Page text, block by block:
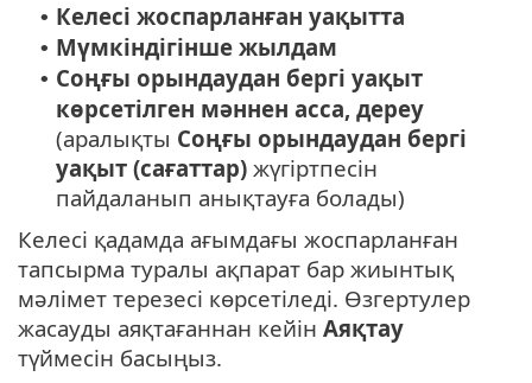
• Келесі жоспарланған уақытта
• Мүмкіндігінше жылдам
• Соңғы орындаудан бергі уақыт
көрсетілген мәннен асса, дереу
(аралықты Соңғы орындаудан бергі
уақыт (сағаттар) жүгіртпесін
пайдаланып анықтауға болады)
Келесі қадамда ағымдағы жоспарланған
тапсырма туралы ақпарат бар жиынтық
мәлімет терезесі көрсетіледі. Өзгертулер
жасауды аяқтағаннан кейін Аяқтау
түймесін басыңыз.